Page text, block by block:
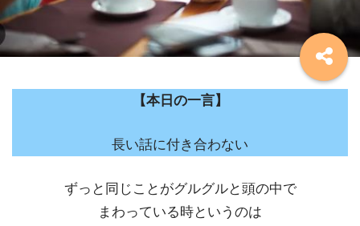
【本日の一言】
長い話に付き合わない
ずっと同じことがグルグルと頭の中で
まわっている時というのは